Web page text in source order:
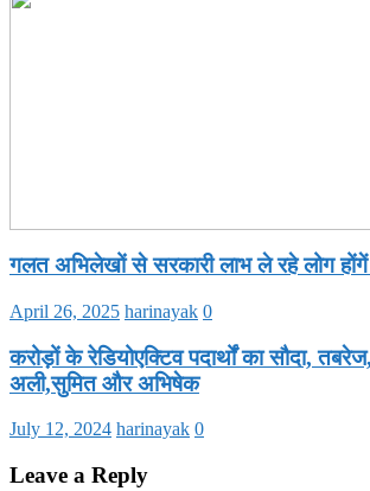
गलत अभिलेखों से सरकारी लाभ ले रहे लोग होंगें
April 26, 2025 harinayak 0
करोड़ों के रेडियोएक्टिव पदार्थों का सौदा,
अली,सुमित और अभिषेक
July 12, 2024 harinayak 0
Leave a Reply